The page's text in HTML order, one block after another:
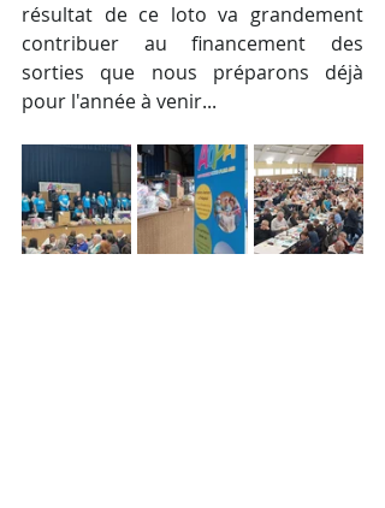
résultat de ce loto va grandement
contribuer au financement des
sorties que nous préparons déjà
pour l'année à venir...